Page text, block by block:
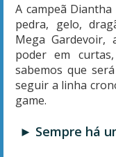
A campeã
pedra, gelo,
Mega
poder em
sabemos que
seguir a linha
game.
► Sempre há